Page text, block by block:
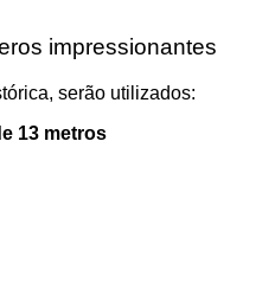
impressionantes
serão utilizados:
13 metros